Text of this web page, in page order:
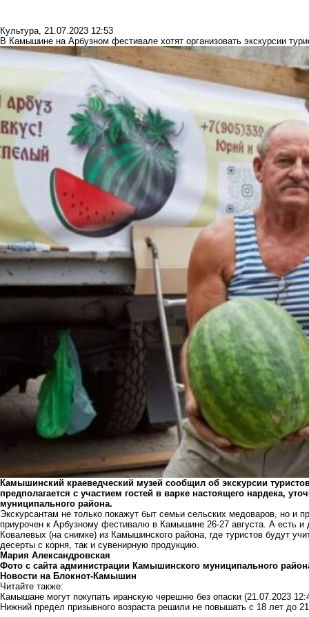
Культура, 21.07.2023 12:53
В Камышине на Арбузном фестивале хотят организовать экскурсии
Камышинский краеведческий музей сообщил об экскурсии
предполагается с участием гостей в варке настоящего нардека,
муниципального района.
Экскурсантам не только покажут быт семьи сельских медоваров, но
приурочен к Арбузному фестивалю в Камышине 26-27 августа. А есть
Ковалевых (на снимке) из Камышинского района, где туристов будут
десерты с корня, так и сувенирную продукцию.
Мария Александровская
Фото с сайта администрации Камышинского муниципального
Новости на Блoкнoт-Камышин
Читайте также:
Камышане могут покупать иранскую черешню без опаски (21.07.2023
Нижний предел призывного возраста решили не повышать с 18 лет до